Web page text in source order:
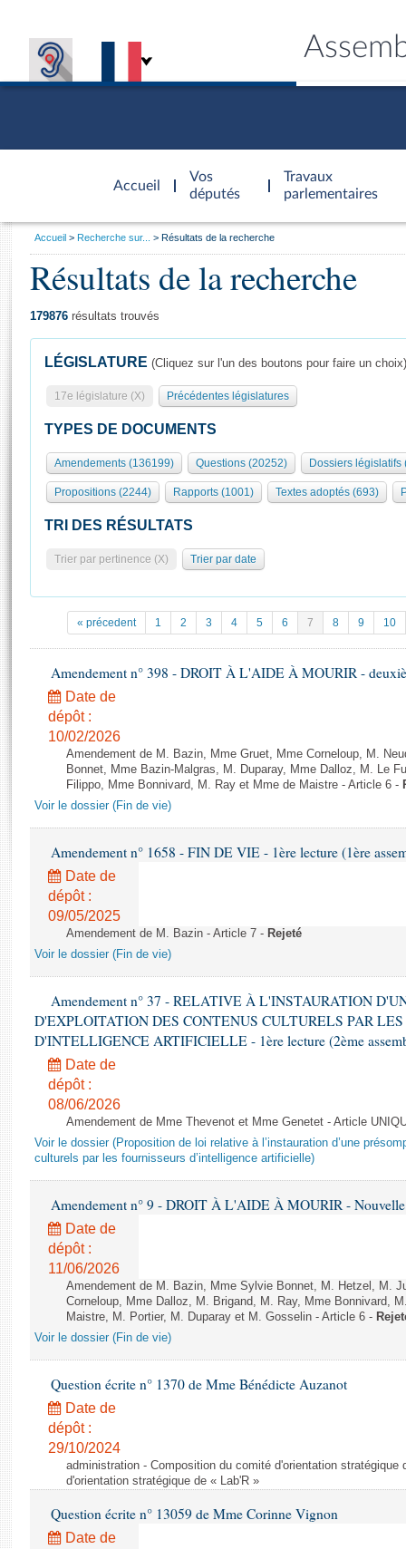
Accueil
d'accueil
Vos
députés
Travaux
parlementaires
Présidence
577 députés
Groupes politiques
Séance publique
Commissions et autres organes
Europe et International
Pétitions
Projets de loi
Propositions de loi
Amendements
Textes adoptés
Rapports d'information
Rapports d'enquête
Rapports sur l'application des lois
Baromètre de l’application des lois
Dossiers législatifs
Budget et sécurité sociale
Questions écrites et orales
Comptes rendus des débats
Général
Rôle et pouvoirs de l'Assemblée
Organisation de l'Assemblée
Présidence Conférence des Présidents Bureau Collège des
Statistiques et chiffres clés
Documents de référence
( Constitution | Règlement de l'Assemblée ... )
Histoire
Juniors
Anciennes législatures
Liens vers les sites publics
Visiter l'Assemblée
Visite virtuelle du palais Bourbon
Assister à une séance
La Bibliothèque
Contacts et plan d'accès
Photos libres de droit
Vous
Accueil Recherche sur... Résultats de la recherche
Résultats de la recherche
179876 résultats trouvés
LÉGISLATURE (Cliquez sur l'un des boutons pour faire un choix)
17e législature (X) Précédentes législatures
TYPES DE DOCUMENTS
Amendements (136199) Questions (20252) Dossiers législatifs
Propositions (2244) Rapports (1001) Textes adoptés (693)
TRI DES RÉSULTATS
Trier par pertinence (X) Trier par date
« précedent 1 2 3 4 5 6 7 8 9 10
Amendement n° 398 - DROIT À L'AIDE À MOURIR -
Date de
dépôt :
10/02/2026
Amendement de M. Bazin, Mme Gruet, Mme Corneloup, M.
Bonnet, Mme Bazin-Malgras, M. Duparay, Mme Dalloz, M. Le
Filippo, Mme Bonnivard, M. Ray et Mme de Maistre - Article 6 -
Voir le dossier (Fin de vie)
Amendement n° 1658 - FIN DE VIE - 1ère lecture (1ère
Date de
dépôt :
09/05/2025
Amendement de M. Bazin - Article 7 - Rejeté
Voir le dossier (Fin de vie)
Amendement n° 37 - RELATIVE À L'INSTAURATION
D'EXPLOITATION DES CONTENUS CULTURELS PAR LES
D'INTELLIGENCE ARTIFICIELLE - 1ère lecture (2ème
Date de
dépôt :
08/06/2026
Amendement de Mme Thevenot et Mme Genetet - Article
Voir le dossier (Proposition de loi relative à l’instauration d’une
culturels par les fournisseurs d’intelligence artificielle)
Amendement n° 9 - DROIT À L'AIDE À MOURIR -
Date de
dépôt :
11/06/2026
Amendement de M. Bazin, Mme Sylvie Bonnet, M. Hetzel, M.
Corneloup, Mme Dalloz, M. Brigand, M. Ray, Mme Bonnivard,
Maistre, M. Portier, M. Duparay et M. Gosselin - Article 6 -
Voir le dossier (Fin de vie)
Question écrite n° 1370 de Mme Bénédicte Auzanot
Date de
dépôt :
29/10/2024
administration - Composition du comité d'orientation stratégique
d'orientation stratégique de « Lab'R »
Question écrite n° 13059 de Mme Corinne Vignon
Date de